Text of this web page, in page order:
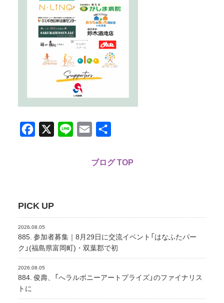
Facebook
X Line Email
ブログ TOP
PICK UP
2026.08.05
885. 参加者募集｜8月29日に交流イベント「はなふたパー
ク」(福島県富岡町)・双葉郡で初
2026.08.05
884. 俊壽、「へラルボニーアートプライズ」のファイナリス
トに